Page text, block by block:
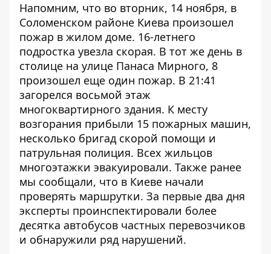
Напомним, что во вторник, 14 ноября, в
Соломенском районе Киева произошел
пожар в жилом доме. 16-летнего
подростка увезла скорая. В тот же день в
столице на улице Панаса Мирного, 8
произошел еще один пожар. В 21:41
загорелся восьмой этаж
многоквартирного здания. К месту
возгорания прибыли 15 пожарных машин,
несколько бригад скорой помощи и
патрульная полиция. Всех жильцов
многоэтажки эвакуировали. Также ранее
мы сообщали, что в Киеве начали
проверять маршрутки. За первые два дня
эксперты проинспектировали более
десятка автобусов частных перевозчиков
и обнаружили ряд нарушений.